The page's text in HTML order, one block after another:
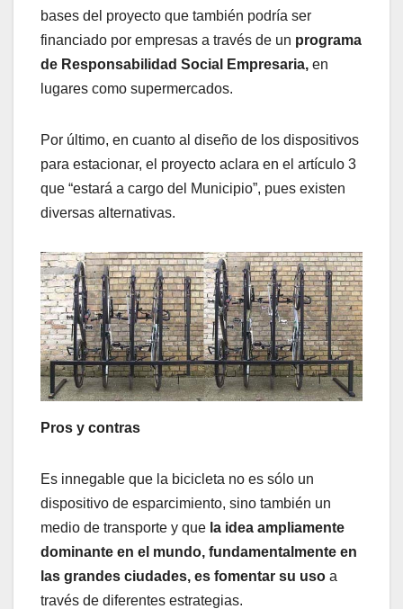
bases del proyecto que también podría ser
financiado por empresas a través de un programa
de Responsabilidad Social Empresaria, en
lugares como supermercados.
Por último, en cuanto al diseño de los dispositivos
para estacionar, el proyecto aclara en el artículo 3
que “estará a cargo del Municipio”, pues existen
diversas alternativas.
Pros y contras
Es innegable que la bicicleta no es sólo un
dispositivo de esparcimiento, sino también un
medio de transporte y que la idea ampliamente
dominante en el mundo, fundamentalmente en
las grandes ciudades, es fomentar su uso a
través de diferentes estrategias.